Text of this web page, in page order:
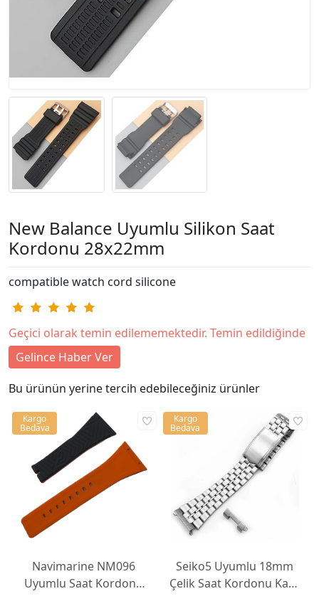
New Balance Uyumlu Silikon Saat
Kordonu 28x22mm
compatible watch cord silicone
Geçici olarak temin edilememektedir. Temin edildiğinde
Gelince Haber Ver
Bu ürünün yerine tercih edebileceğiniz ürünler
Navimarine NM096
Uyumlu Saat Kordonu
Kargo
Bedava
Seiko5 Uyumlu 18mm
Çelik Saat Kordonu Kasa
Kargo
Bedava